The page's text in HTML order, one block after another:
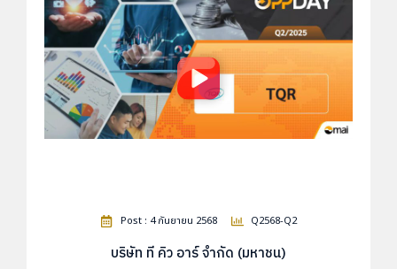
Post : 4 กันยายน 2568 Q2568-Q2
บริษัท ที คิว อาร์ จำกัด (มหาชน)